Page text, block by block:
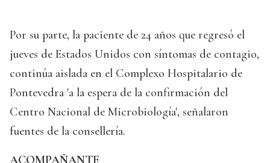
Por su parte, la paciente de 24 años que regresó el
jueves de Estados Unidos con síntomas de contagio,
continúa aislada en el Complexo Hospitalario de
Pontevedra 'a la espera de la confirmación del
Centro Nacional de Microbiología', señalaron
fuentes de la consellería.